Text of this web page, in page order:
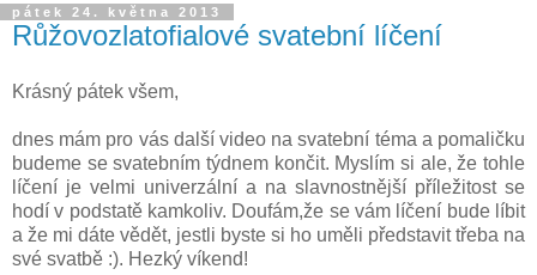
pátek 24. května 2013
Růžovozlatofialové svatební líčení
Krásný pátek všem,
dnes mám pro vás další video na svatební téma a pomaličku
budeme se svatebním týdnem končit. Myslím si ale, že tohle
líčení je velmi univerzální a na slavnostnější příležitost se
hodí v podstatě kamkoliv. Doufám,že se vám líčení bude líbit
a že mi dáte vědět, jestli byste si ho uměli představit třeba na
své svatbě :). Hezký víkend!